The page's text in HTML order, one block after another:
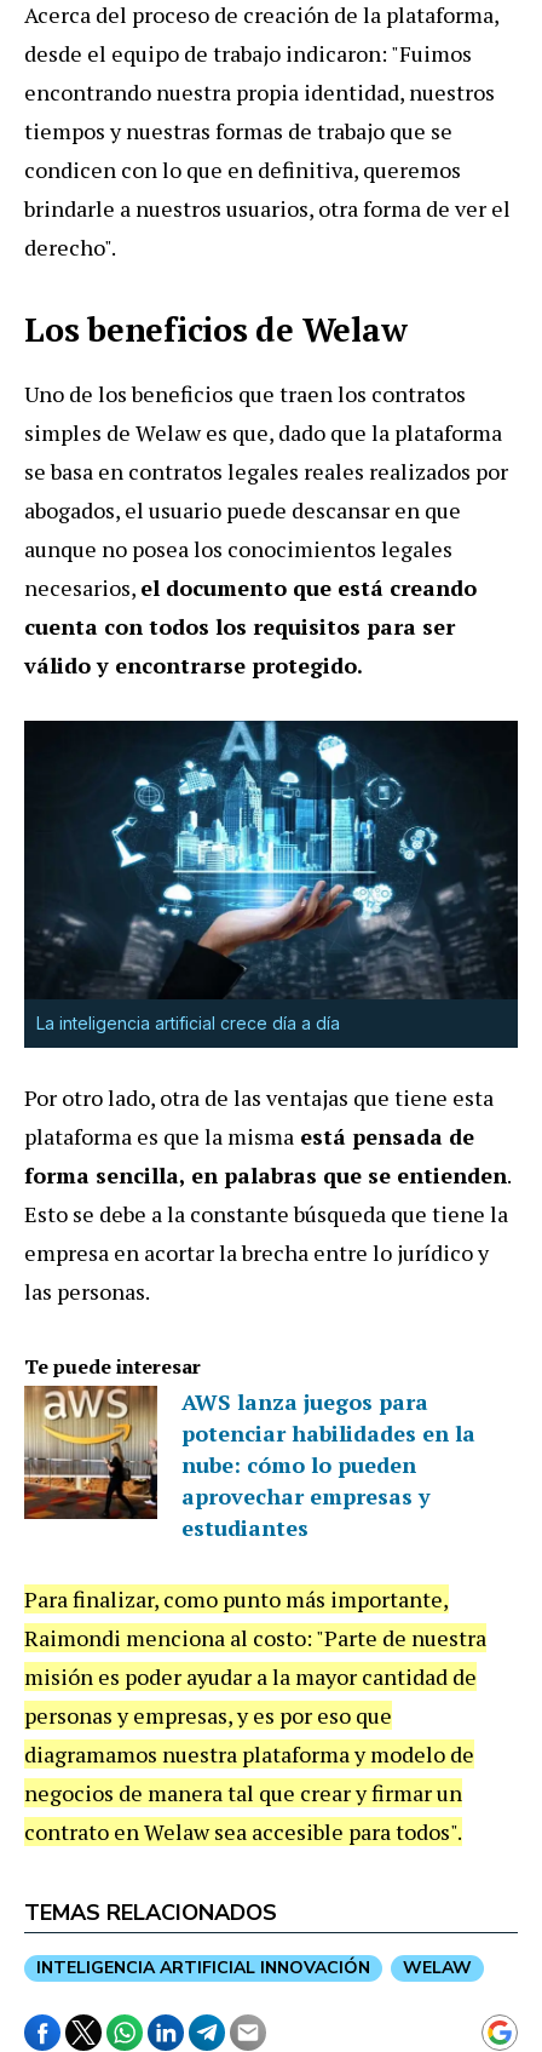
Acerca del proceso de creación de la plataforma,
desde el equipo de trabajo indicaron: "Fuimos
encontrando nuestra propia identidad, nuestros
tiempos y nuestras formas de trabajo que se
condicen con lo que en definitiva, queremos
brindarle a nuestros usuarios, otra forma de ver el
derecho".
Los beneficios de Welaw
Uno de los beneficios que traen los contratos
simples de Welaw es que, dado que la plataforma
se basa en contratos legales reales realizados por
abogados, el usuario puede descansar en que
aunque no posea los conocimientos legales
necesarios, el documento que está creando
cuenta con todos los requisitos para ser
válido y encontrarse protegido.
La inteligencia artificial crece día a día
Por otro lado, otra de las ventajas que tiene esta
plataforma es que la misma está pensada de
forma sencilla, en palabras que se entienden.
Esto se debe a la constante búsqueda que tiene la
empresa en acortar la brecha entre lo jurídico y
las personas.
Te puede interesar
AWS lanza juegos para
potenciar habilidades en la
nube: cómo lo pueden
aprovechar empresas y
estudiantes
Para finalizar, como punto más importante,
Raimondi menciona al costo: "Parte de nuestra
misión es poder ayudar a la mayor cantidad de
personas y empresas, y es por eso que
diagramamos nuestra plataforma y modelo de
negocios de manera tal que crear y firmar un
contrato en Welaw sea accesible para todos".
TEMAS RELACIONADOS
INTELIGENCIA ARTIFICIAL INNOVACIÓN WELAW